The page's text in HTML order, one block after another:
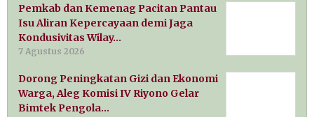
Pemkab dan Kemenag Pacitan Pantau
Isu Aliran Kepercayaan demi Jaga
Kondusivitas Wilay…
7 Agustus 2026
Dorong Peningkatan Gizi dan Ekonomi
Warga, Aleg Komisi IV Riyono Gelar
Bimtek Pengola…